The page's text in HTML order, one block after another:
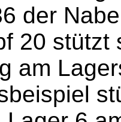
der
20 stützt
am